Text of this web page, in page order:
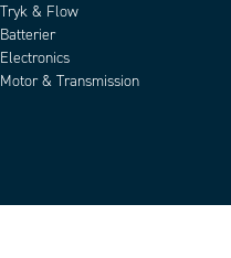
Tryk & Flow
Batterier
Electronics
Motor & Transmission